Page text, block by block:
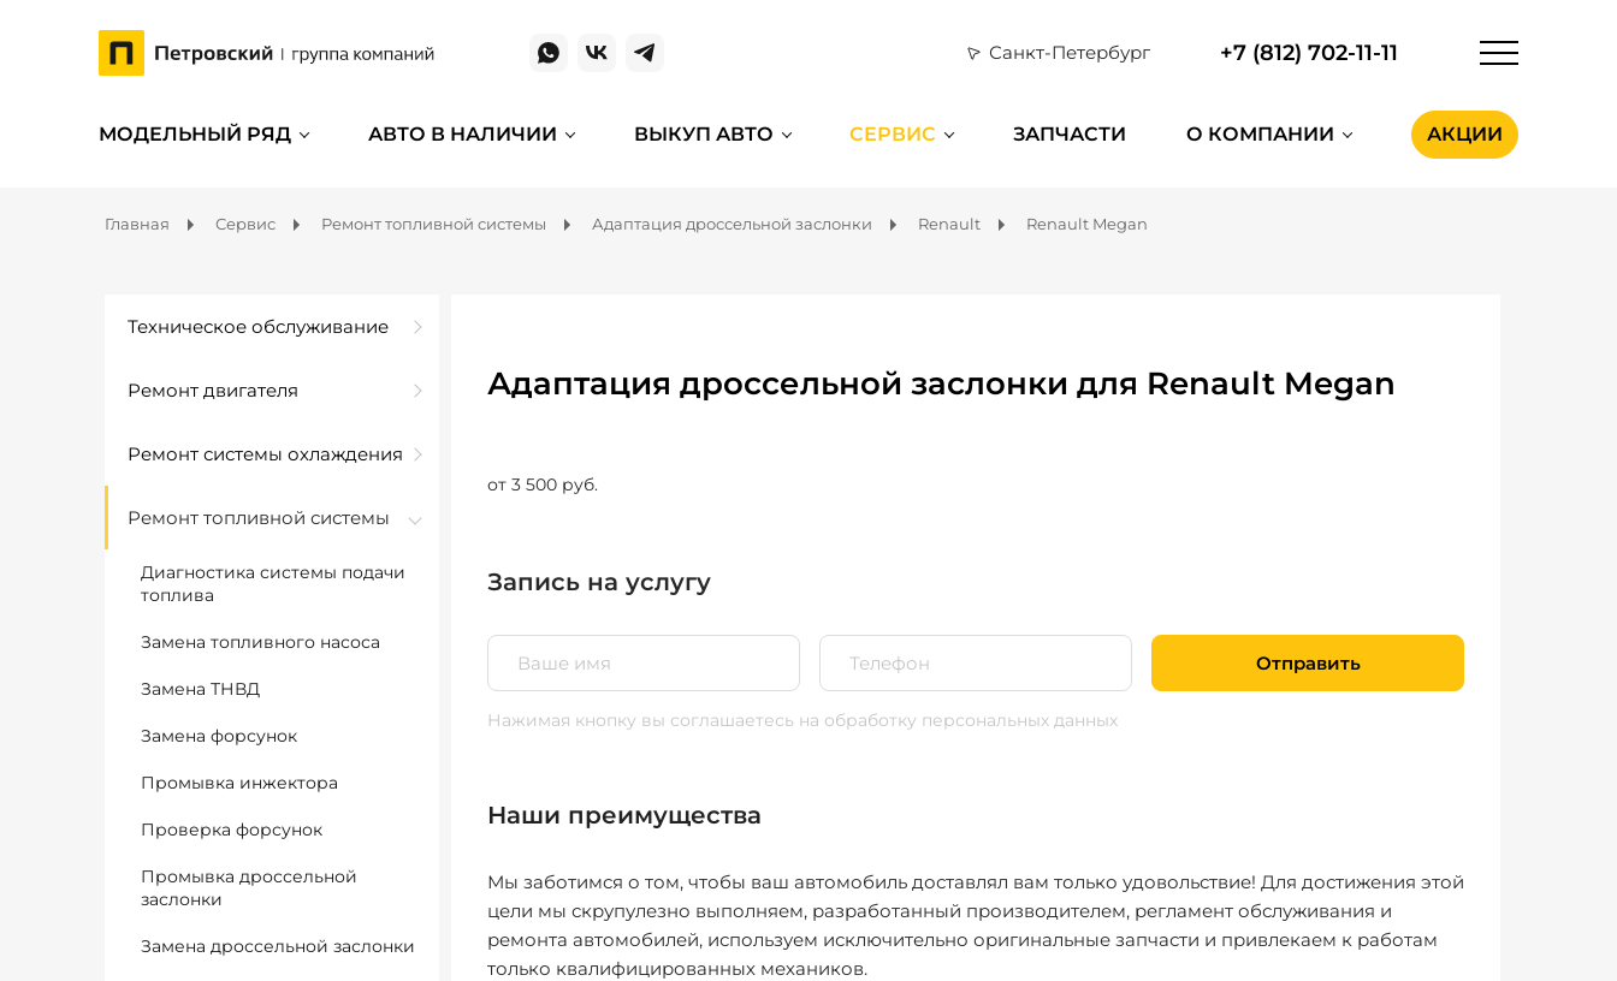
Санкт-Петербург +7 (812) 702-11-11
МОДЕЛЬНЫЙ РЯД АВТО В НАЛИЧИИ ВЫКУП АВТО СЕРВИС ЗАПЧАСТИ О КОМПАНИИ АКЦИИ
Главная Сервис Ремонт топливной системы Адаптация дроссельной заслонки Renault Renault Megan
Техническое обслуживание
Ремонт двигателя
Ремонт системы охлаждения
Ремонт топливной системы
Диагностика системы подачи
топлива
Замена топливного насоса
Замена ТНВД
Замена форсунок
Промывка инжектора
Проверка форсунок
Промывка дроссельной
заслонки
Замена дроссельной заслонки
Адаптация дроссельной заслонки для Renault Megan
от 3 500 руб.
Запись на услугу
Отправить
Нажимая кнопку вы соглашаетесь на обработку персональных данных
Наши преимущества
Мы заботимся о том, чтобы ваш автомобиль доставлял вам только удовольствие! Для достижения этой
цели мы скрупулезно выполняем, разработанный производителем, регламент обслуживания и
ремонта автомобилей, используем исключительно оригинальные запчасти и привлекаем к работам
только квалифицированных механиков.